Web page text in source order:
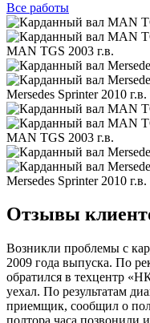
Все работы
MAN TGS 2003 г.в.
Mersedes Sprinter 2010 г.в.
MAN TGS 2003 г.в.
Mersedes Sprinter 2010 г.в.
Отзывы
Возникли проблемы с
2009 года выпуска. По
обратился в техцентр
уехал. По результатам
приемщик, сообщил о